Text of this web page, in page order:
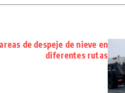
de despeje de nieve en
diferentes rutas